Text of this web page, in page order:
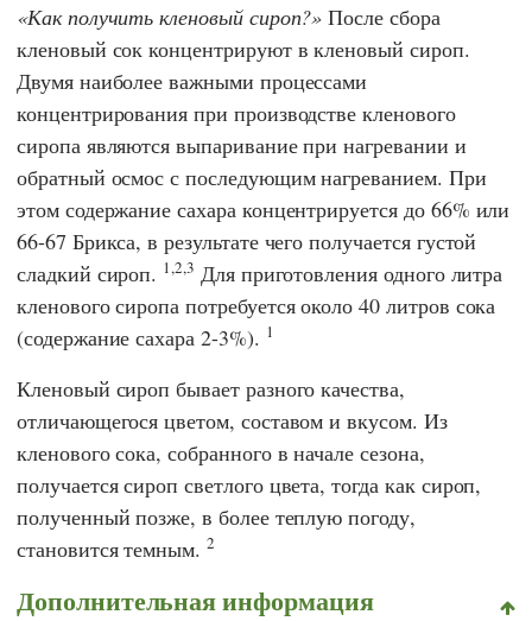
Как получить кленовый сироп? После сбора
кленовый сок концентрируют в кленовый сироп.
Двумя наиболее важными процессами
концентрирования при производстве кленового
сиропа являются выпаривание при нагревании и
обратный осмос с последующим нагреванием. При
этом содержание сахара концентрируется до 66% или
66-67 Брикса, в результате чего получается густой
сладкий сироп. 1,2,3 Для приготовления одного литра
кленового сиропа потребуется около 40 литров сока
(содержание сахара 2-3%). 1
Кленовый сироп бывает разного качества,
отличающегося цветом, составом и вкусом. Из
кленового сока, собранного в начале сезона,
получается сироп светлого цвета, тогда как сироп,
полученный позже, в более теплую погоду,
становится темным. 2
Дополнительная информация